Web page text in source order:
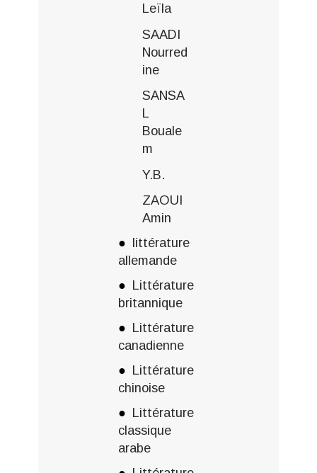
Leïla
SAADI
Nourred
ine
SANSA
L
Bouale
m
Y.B.
ZAOUI
Amin
littérature
allemande
Littérature
britannique
Littérature
canadienne
Littérature
chinoise
Littérature
classique
arabe